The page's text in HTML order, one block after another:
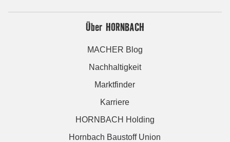
Über HORNBACH
MACHER Blog
Nachhaltigkeit
Marktfinder
Karriere
HORNBACH Holding
Hornbach Baustoff Union